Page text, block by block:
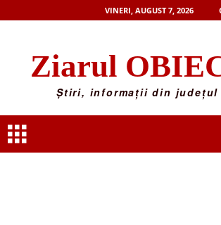
VINERI, AUGUST 7, 2026
Ziarul
Știri, informații din județul